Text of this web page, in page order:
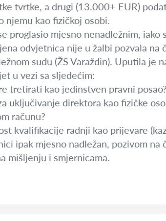
tvrtke, a drugi (13.000+ EUR)
njemu kao fizičkoj osobi.
proglasio mjesno nenadležnim,
odvjetnica nije u žalbi pozvala na
sudu (ŽS Varaždin). Uputila je
u vezi sa sljedećim:
tretirati kao jedinstven pravni posao?
uključivanje direktora kao fizičke
računu?
kvalifikacije radnji kao prijevare
ipak mjesno nadležan, pozivom na
mišljenju i smjernicama.